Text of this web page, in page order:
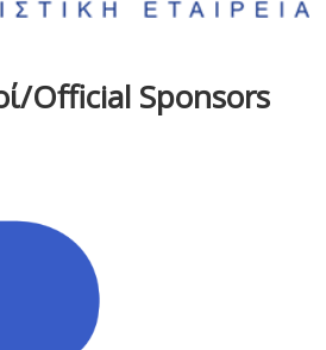
Official Sponsors